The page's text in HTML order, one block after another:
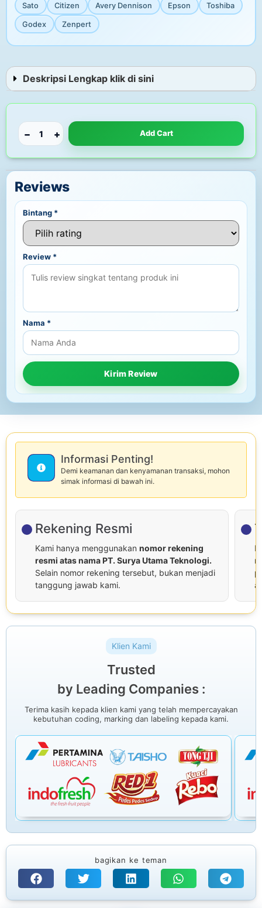
Sato Citizen Avery Dennison Epson Toshiba
Godex Zenpert
Deskripsi Lengkap klik di sini
− + Add Cart
Reviews
Bintang *
Review *
Nama *
Informasi Penting!
Demi keamanan dan kenyamanan transaksi, mohon
simak informasi di bawah ini.
Rekening Resmi
Kami hanya menggunakan nomor rekening
resmi atas nama PT. Surya Utama Teknologi.
Selain nomor rekening tersebut, bukan menjadi
tanggung jawab kami.
Klien Kami
Trusted
by Leading Companies :
Terima kasih kepada klien kami yang telah mempercayakan
kebutuhan coding, marking dan labeling kepada kami.
bagikan ke teman